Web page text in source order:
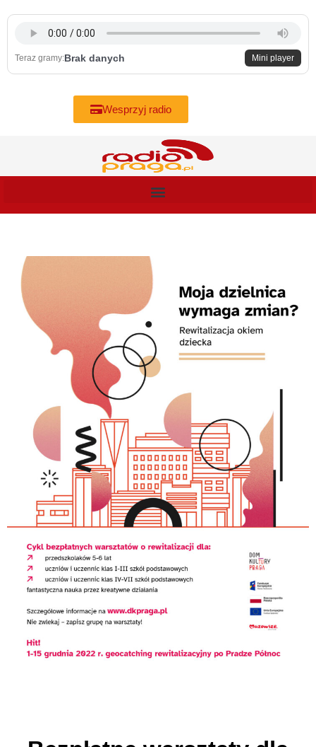
content
Teraz gramy:Brak danych Mini player
Wesprzyj radio